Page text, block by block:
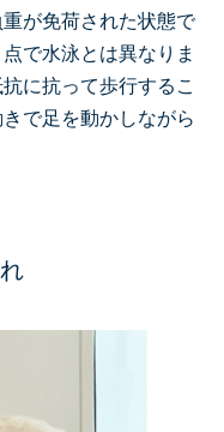
が免荷された状態で
で水泳とは異なりま
に抗って歩行するこ
で足を動かしながら